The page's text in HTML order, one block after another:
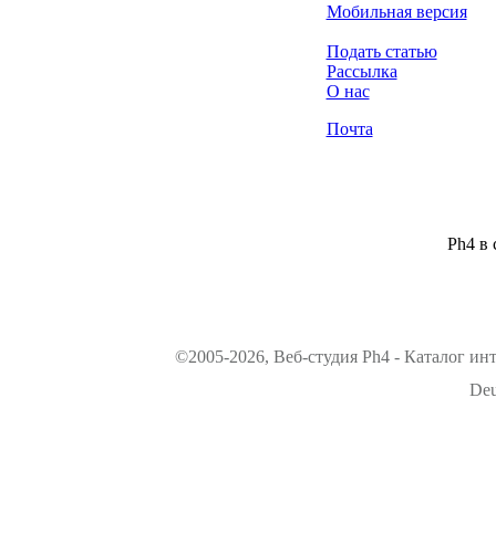
Мобильная версия
Подать статью
Рассылка
О нас
Почта
Ph4 в
©2005-2026, Веб-студия Ph4 - Каталог